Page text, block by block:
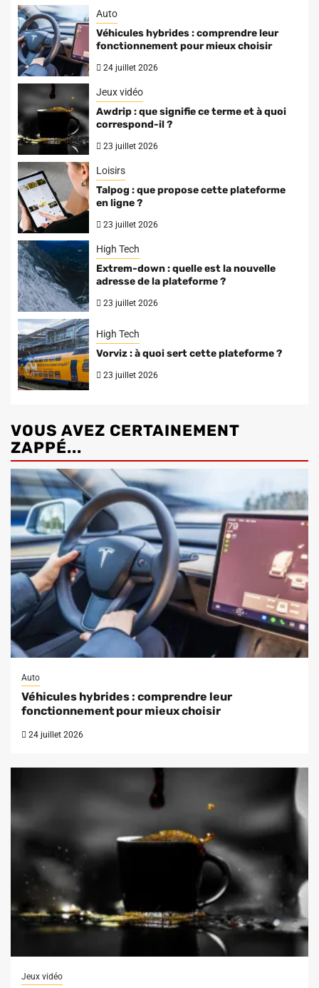
Auto
Véhicules hybrides : comprendre leur
fonctionnement pour mieux choisir
24 juillet 2026
Jeux vidéo
Awdrip : que signifie ce terme et à quoi
correspond-il ?
23 juillet 2026
Loisirs
Talpog : que propose cette plateforme
en ligne ?
23 juillet 2026
High Tech
Extrem-down : quelle est la nouvelle
adresse de la plateforme ?
23 juillet 2026
High Tech
Vorviz : à quoi sert cette plateforme ?
23 juillet 2026
VOUS AVEZ CERTAINEMENT
ZAPPÉ...
Auto
Véhicules hybrides : comprendre leur
fonctionnement pour mieux choisir
24 juillet 2026
Jeux vidéo